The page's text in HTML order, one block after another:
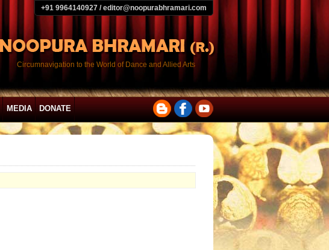
+91 9964140927 / editor@noopurabhramari.com
Circumnavigation to the World of Dance and Allied Arts
MEDIA DONATE